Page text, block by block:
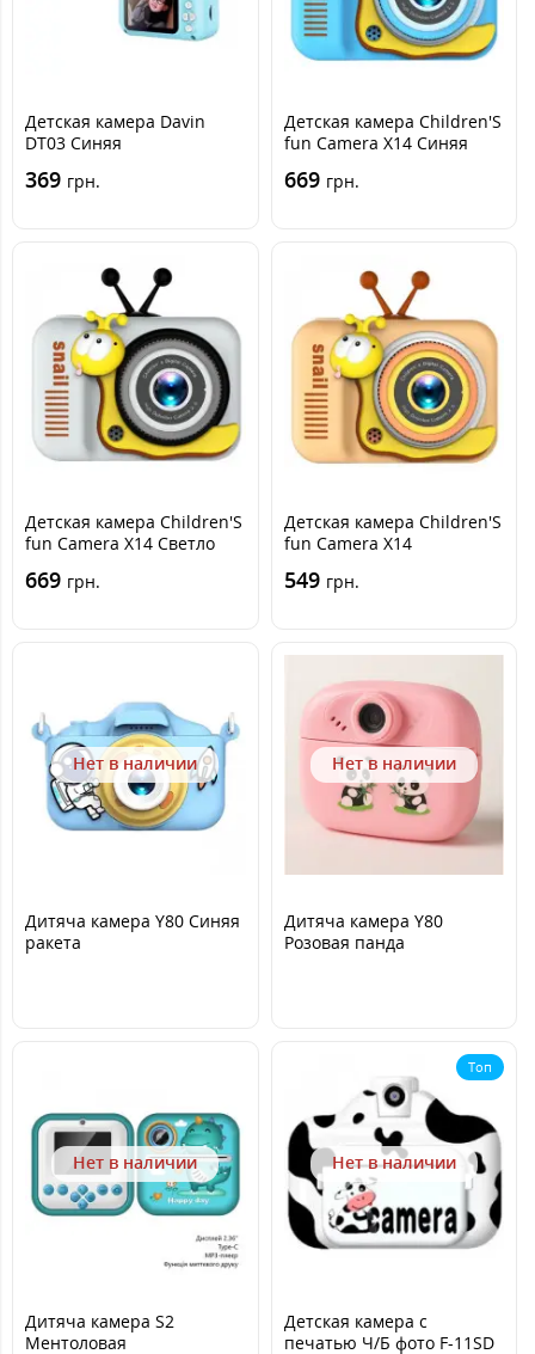
Детская камера Davin
DT03 Синяя
369 грн.
Детская камера Children'S
fun Camera X14 Синяя
669 грн.
Детская камера Children'S
fun Camera X14 Светло
669 грн.
Детская камера Children'S
fun Camera X14
Orange)
549 грн.
Нет в наличии
Дитяча камера Y80 Синяя
ракета
Нет в наличии
Дитяча камера Y80
Розовая панда
Нет в наличии
Дитяча камера S2
Ментоловая
Топ
Нет в наличии
Детская камера с
печатью Ч/Б фото F-11SD